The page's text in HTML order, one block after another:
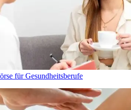
für Gesundheitsberufe